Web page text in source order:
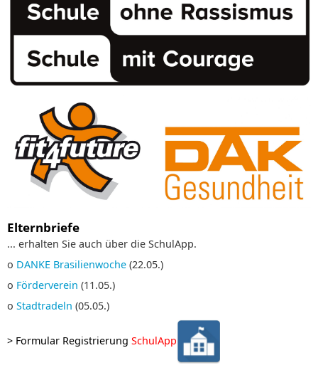
Elternbriefe
... erhalten Sie auch über die SchulApp.
o DANKE Brasilienwoche (22.05.)
o Förderverein (11.05.)
o Stadtradeln (05.05.)
> Formular Registrierung SchulApp